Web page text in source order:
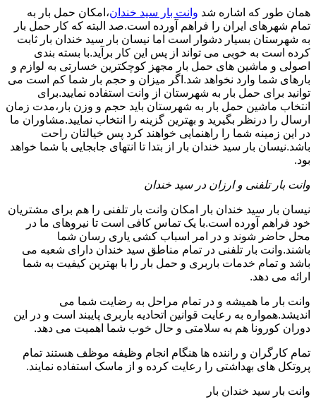
همان طور که اشاره شد وانت بار سید خندان،امکان حمل بار به
تمام شهرهای ایران را فراهم آورده است.صد البته که کار حمل بار
به شهرستان بسیار دشوار است اما نیسان بار سید خندان بار ثابت
کرده است به خوبی می تواند از پس این کار برآید.با بسته بندی
اصولی و ماشین های حمل بار مجهز کوچکترین خسارتی به لوازم و
بارهای شما وارد نخواهد شد.اگر میزان و حجم بار شما کم است می
توانید برای حمل بار به شهرستان از وانت استفاده نمایید.برای
انتخاب ماشین حمل بار به شهرستان باید حجم و وزن بار،مدت زمان
ارسال را درنظر بگیرید و بهترین گزینه را انتخاب نمایید.مشاوران ما
در این زمینه شما را راهنمایی خواهند کرد پس خیالتان راحت
باشد.نیسان بار سید خندان بار از بتدا تا انتهای جابجایی با شما خواهد
بود.
وانت بار تلفنی و ارزان در سید خندان
نیسان بار سید خندان بار امکان وانت بار تلفنی را هم برای مشتریان
خود فراهم آورده است.با یک تماس کافی است تا نیروهای ما در
محل حاضر شوند و در امر اسباب کشی یاری رسان شما
باشند.وانت بار تلفنی در تمام مناطق سید خندان دارای شعبه می
باشد و تمام خدمات باربری و حمل بار را با بهترین کیفیت به شما
ارائه می دهد.
وانت بار ما همیشه و در تمام مراحل به رضایت شما می
اندیشد.همواره به رعایت قوانین اتحادیه باربری پایبند است و در این
دوران کورونا هم به سلامتی و حال خوب شما اهمیت می دهد.
تمام کارگران و راننده ها هنگام انجام وظیفه موظف هستند تمام
پروتکل های بهداشتی را رعایت کرده و از ماسک استفاده نمایند.
وانت بار سید خندان بار